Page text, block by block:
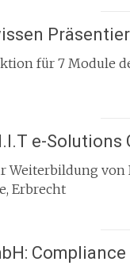
für 7 Module
e-Solutions
Weiterbildung
Erbrecht
Compliance